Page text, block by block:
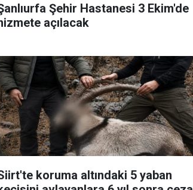
Şehir Hastanesi 3 Ekim'de
açılacak
koruma altındaki 5 yaban